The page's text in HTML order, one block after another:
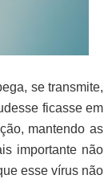
se transmite,
ficasse em
mantendo as
importante não
esse vírus não